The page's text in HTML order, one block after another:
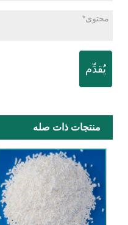
يُقدِّم
منتجات ذات صله